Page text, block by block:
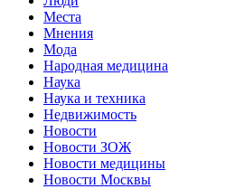
Места
Мнения
Мода
Народная медицина
Наука
Наука и техника
Недвижимость
Новости
Новости ЗОЖ
Новости медицины
Новости Москвы